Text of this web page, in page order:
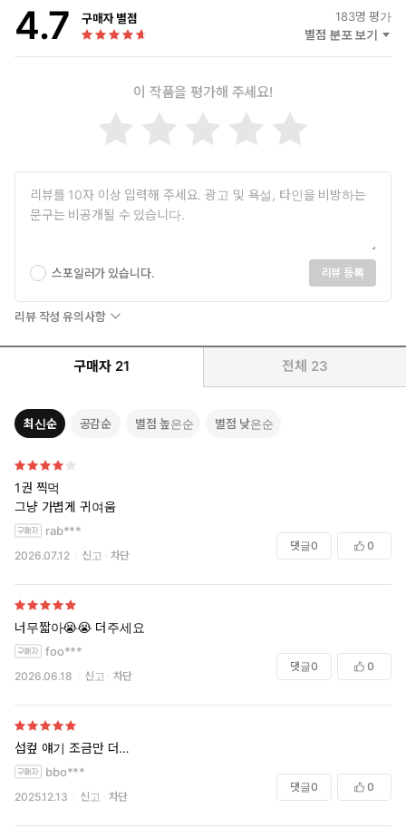
4.7 구매자 별점 183명 평가
별점 분포 보기
이 작품을 평가해 주세요!
스포일러가 있습니다. 리뷰 등록
리뷰 작성 유의사항
구매자 21 전체 23
최신순 공감순 별점 높은순 별점 낮은순
1권 찍먹
그냥 가볍게 귀여움
rab***
2026.07.12 신고 차단
댓글0 0
너무짧아😭😭 더주세요
foo***
2026.06.18 신고 차단
댓글0 0
섭컾 얘기 조금만 더…
bbo***
2025.12.13 신고 차단
댓글0 0